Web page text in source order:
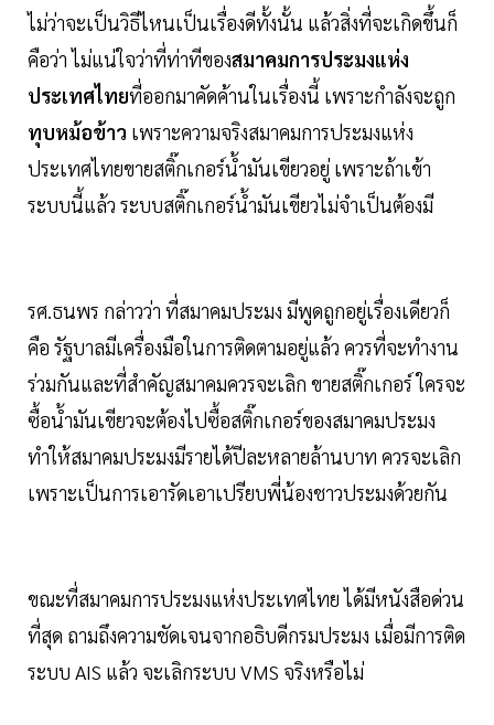
ไม่ว่าจะเป็นวิธีไหนเป็นเรื่องดีทั้งนั้น แล้วสิ่งที่จะเกิดขึ้นก็
คือว่า ไม่แน่ใจว่าที่ท่าทีของสมาคมการประมงแห่ง
ประเทศไทยที่ออกมาคัดค้านในเรื่องนี้ เพราะกำลังจะถูก
ทุบหม้อข้าว เพราะความจริงสมาคมการประมงแห่ง
ประเทศไทยขายสติ๊กเกอร์น้ำมันเขียวอยู่ เพราะถ้าเข้า
ระบบนี้แล้ว ระบบสติ๊กเกอร์น้ำมันเขียวไม่จำเป็นต้องมี
รศ.ธนพร กล่าวว่า ที่สมาคมประมง มีพูดถูกอยู่เรื่องเดียวก็
คือ รัฐบาลมีเครื่องมือในการติดตามอยู่แล้ว ควรที่จะทำงาน
ร่วมกันและที่สำคัญสมาคมควรจะเลิก ขายสติ๊กเกอร์ ใครจะ
ซื้อน้ำมันเขียวจะต้องไปซื้อสติ๊กเกอร์ของสมาคมประมง
ทำให้สมาคมประมงมีรายได้ปีละหลายล้านบาท ควรจะเลิก
เพราะเป็นการเอารัดเอาเปรียบพี่น้องชาวประมงด้วยกัน
ขณะที่สมาคมการประมงแห่งประเทศไทย ได้มีหนังสือด่วน
ที่สุด ถามถึงความชัดเจนจากอธิบดีกรมประมง เมื่อมีการติด
ระบบ AIS แล้ว จะเลิกระบบ VMS จริงหรือไม่